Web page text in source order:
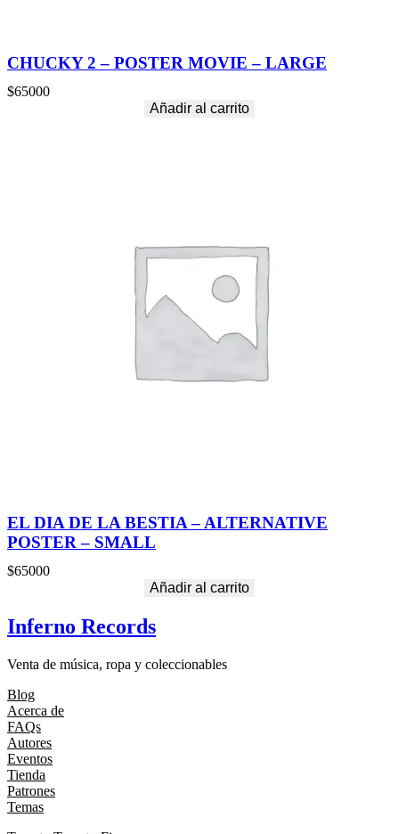
CHUCKY 2 – POSTER MOVIE – LARGE
$65000
Añadir al carrito
EL DIA DE LA BESTIA – ALTERNATIVE
POSTER – SMALL
$65000
Añadir al carrito
Inferno Records
Venta de música, ropa y coleccionables
Blog
Acerca de
FAQs
Autores
Eventos
Tienda
Patrones
Temas